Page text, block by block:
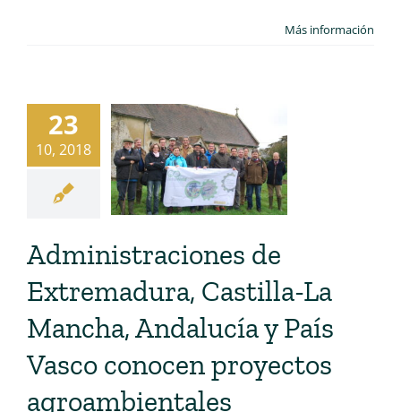
Más información
23
10, 2018
Administraciones de
Extremadura, Castilla-La
Mancha, Andalucía y País
Vasco conocen proyectos
agroambientales